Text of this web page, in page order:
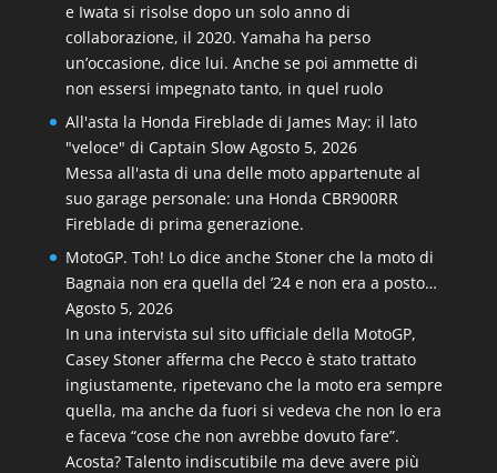
e Iwata si risolse dopo un solo anno di
collaborazione, il 2020. Yamaha ha perso
un’occasione, dice lui. Anche se poi ammette di
non essersi impegnato tanto, in quel ruolo
All'asta la Honda Fireblade di James May: il lato
"veloce" di Captain Slow Agosto 5, 2026
Messa all'asta di una delle moto appartenute al
suo garage personale: una Honda CBR900RR
Fireblade di prima generazione.
MotoGP. Toh! Lo dice anche Stoner che la moto di
Bagnaia non era quella del ’24 e non era a posto…
Agosto 5, 2026
In una intervista sul sito ufficiale della MotoGP,
Casey Stoner afferma che Pecco è stato trattato
ingiustamente, ripetevano che la moto era sempre
quella, ma anche da fuori si vedeva che non lo era
e faceva “cose che non avrebbe dovuto fare”.
Acosta? Talento indiscutibile ma deve avere più